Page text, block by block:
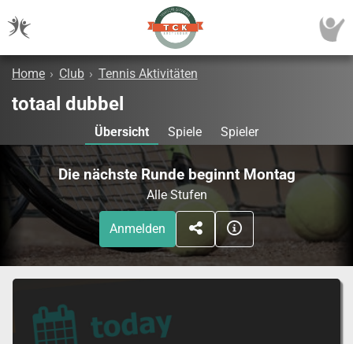
Home › Club › Tennis Aktivitäten
totaal dubbel
Übersicht Spiele Spieler
Die nächste Runde beginnt Montag
Alle Stufen
Anmelden